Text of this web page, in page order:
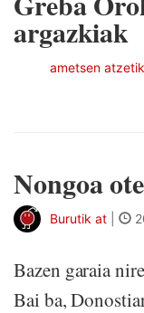
argazkiak
ametsen
Nongoa
Burutik at
Bazen garaia
Bai ba,